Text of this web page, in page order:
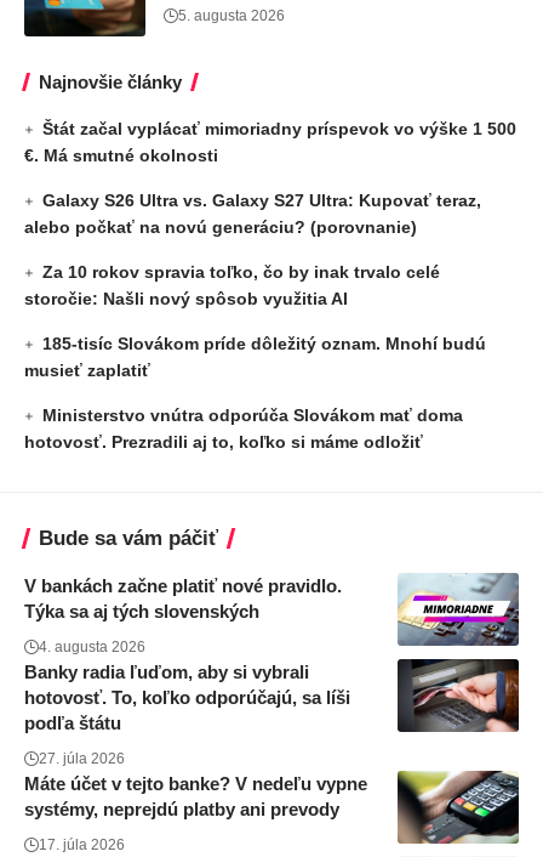
5. augusta 2026
Najnovšie články
Štát začal vyplácať mimoriadny príspevok vo výške 1 500
€. Má smutné okolnosti
Galaxy S26 Ultra vs. Galaxy S27 Ultra: Kupovať teraz,
alebo počkať na novú generáciu? (porovnanie)
Za 10 rokov spravia toľko, čo by inak trvalo celé
storočie: Našli nový spôsob využitia AI
185-tisíc Slovákom príde dôležitý oznam. Mnohí budú
musieť zaplatiť
Ministerstvo vnútra odporúča Slovákom mať doma
hotovosť. Prezradili aj to, koľko si máme odložiť
Bude sa vám páčiť
V bankách začne platiť nové pravidlo.
Týka sa aj tých slovenských
4. augusta 2026
Banky radia ľuďom, aby si vybrali
hotovosť. To, koľko odporúčajú, sa líši
podľa štátu
27. júla 2026
Máte účet v tejto banke? V nedeľu vypne
systémy, neprejdú platby ani prevody
17. júla 2026